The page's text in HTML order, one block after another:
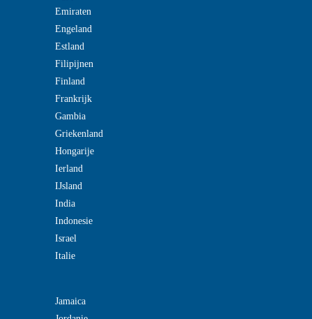
Emiraten
Engeland
Estland
Filipijnen
Finland
Frankrijk
Gambia
Griekenland
Hongarije
Ierland
IJsland
India
Indonesie
Israel
Italie
Jamaica